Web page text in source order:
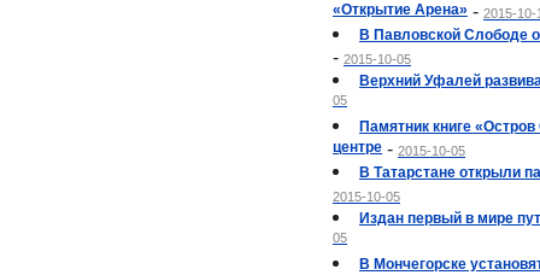
«Открытие Арена» - 2015-10-
В Павловской Слободе
- 2015-10-05
Верхний Уфалей
05
Памятник книге
центре - 2015-10-05
В Татарстане открыли
2015-10-05
Издан первый в мире
05
В Мончегорске